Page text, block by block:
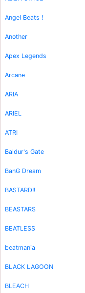
Angel Beats！
Another
Apex Legends
Arcane
ARIA
ARIEL
ATRI
Baldur's Gate
BanG Dream
BASTARD!!
BEASTARS
BEATLESS
beatmania
BLACK LAGOON
BLEACH